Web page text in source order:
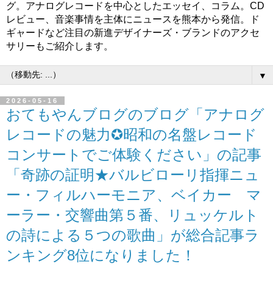
グ。アナログレコードを中心としたエッセイ、コラム。CD
レビュー、音楽事情を主体にニュースを熊本から発信。ド
ギャードなど注目の新進デザイナーズ・ブランドのアクセ
サリーもご紹介します。
▼
2026-05-16
おてもやんブログのブログ「アナログ
レコードの魅力✪昭和の名盤レコード
コンサートでご体験ください」の記事
「奇跡の証明★バルビローリ指揮ニュ
ー・フィルハーモニア、ベイカー マ
ーラー・交響曲第５番、リュッケルト
の詩による５つの歌曲」が総合記事ラ
ンキング8位になりました！